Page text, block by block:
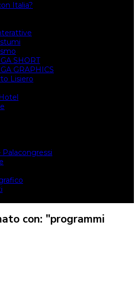
Italia?
SHORT
GRAPHICS
Lisiero
Palacongressi
con: "programmi